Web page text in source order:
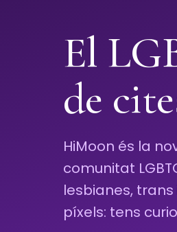
El
de
HiMoon és la
comunitat
lesbianes,
píxels: tens